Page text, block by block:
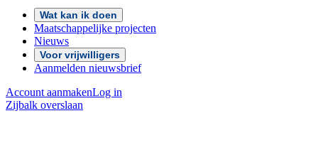
Wat kan ik doen
Maatschappelijke projecten
Nieuws
Voor vrijwilligers
Aanmelden nieuwsbrief
Account aanmakenLog in
Zijbalk overslaan